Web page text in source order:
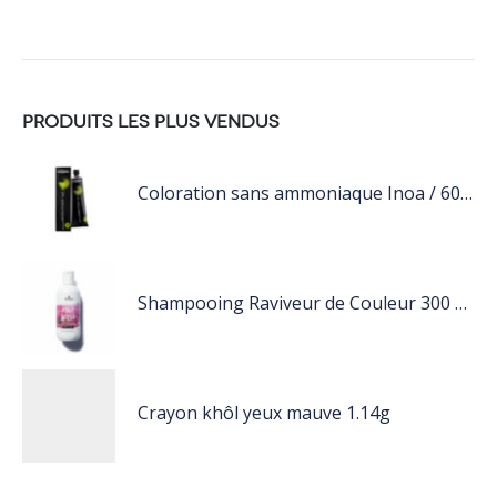
PRODUITS LES PLUS VENDUS
Coloration sans ammoniaque Inoa / 60ML
Shampooing Raviveur de Couleur 300 ml Rose de Schwarzkopf Professional
Crayon khôl yeux mauve 1.14g